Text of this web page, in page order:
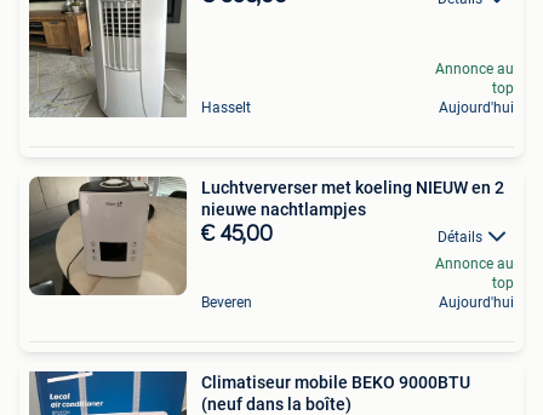
Hasselt
Annonce au
top
Aujourd'hui
Luchtververser met koeling NIEUW en 2
nieuwe nachtlampjes
€ 45,00 Détails
Beveren
Annonce au
top
Aujourd'hui
Climatiseur mobile BEKO 9000BTU
(neuf dans la boîte)